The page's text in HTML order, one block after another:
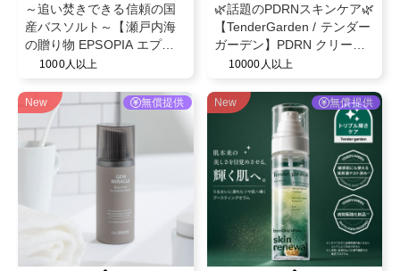
～追い焚きできる信頼の国
産バスソルト～【瀬戸内海
の贈り物 EPSOPIA エプソ
ピア】@EPSOPIA
1000人以上
🌿話題のPDRNスキンケア🌿
【TenderGarden / テンダー
ガーデン】PDRN クリーム
シートマスク 30g × 5枚 モ
10000人以上
New 無償提供 New 無償提供